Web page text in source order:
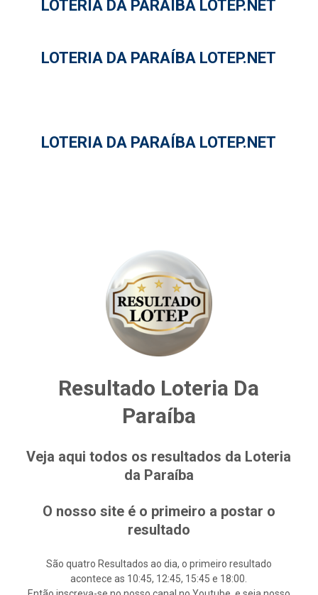
LOTERIA DA PARAÍBA LOTEP.NET
LOTERIA DA PARAÍBA LOTEP.NET
LOTERIA DA PARAÍBA LOTEP.NET
Resultado Loteria Da
Paraíba
Veja aqui todos os resultados da Loteria
da Paraíba
O nosso site é o primeiro a postar o
resultado
São quatro Resultados ao dia, o primeiro resultado
acontece as 10:45, 12:45, 15:45 e 18:00.